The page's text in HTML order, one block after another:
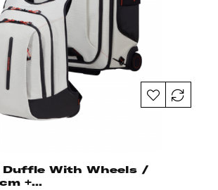
Duffle With Wheels /
+...